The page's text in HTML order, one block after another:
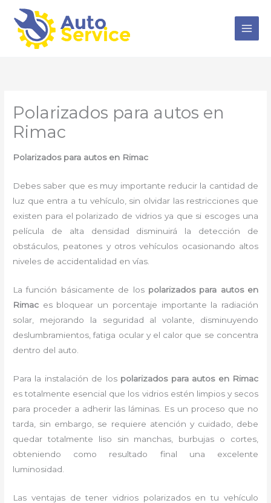
contenido
Polarizados para autos en
Rimac
Polarizados para autos en Rimac
Debes saber que es muy importante reducir la cantidad de
luz que entra a tu vehículo, sin olvidar las restricciones que
existen para el polarizado de vidrios ya que si escoges una
película de alta densidad disminuirá la detección de
obstáculos, peatones y otros vehículos ocasionando altos
niveles de accidentalidad en vías.
La función básicamente de los polarizados para autos en
Rimac es bloquear un porcentaje importante la radiación
solar, mejorando la seguridad al volante, disminuyendo
deslumbramientos, fatiga ocular y el calor que se concentra
dentro del auto.
Para la instalación de los polarizados para autos en Rimac
estotalmente esencial que los vidrios estén limpios y secos
para proceder a adherir las láminas. Es un proceso que no
tarda, sin embargo, se requiere atención y cuidado, debe
quedar totalmente liso sin manchas, burbujas o cortes,
obteniendo como resultado final una excelente
luminosidad.
Las ventajas de tener vidrios polarizados en tu vehículo